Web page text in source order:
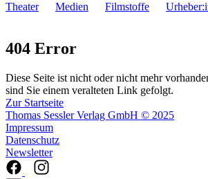
Theater Medien Filmstoffe
404 Error
Diese Seite ist nicht oder nicht mehr
sind Sie einem veralteten Link gefolgt.
Zur Startseite
Thomas Sessler Verlag GmbH © 2025
Impressum
Datenschutz
Newsletter